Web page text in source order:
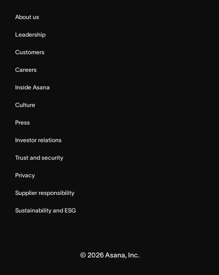
About us
Leadership
Customers
Careers
Inside Asana
Culture
Press
Investor relations
Trust and security
Privacy
Supplier responsibility
Sustainability and ESG
©2026Asana, Inc.